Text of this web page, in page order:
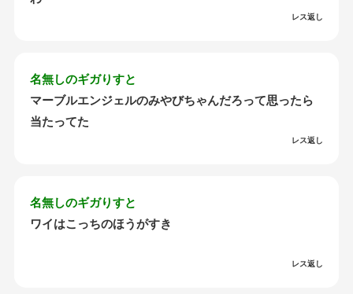
レス返し
名無しのギガりすと
マーブルエンジェルのみやびちゃんだろって思ったら
当たってた
レス返し
名無しのギガりすと
ワイはこっちのほうがすき
レス返し